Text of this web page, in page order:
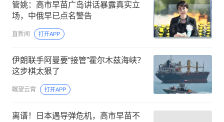
管姚：高市早苗广岛讲话暴露真实立
场，中俄早已点名警告
直新闻 打开APP
伊朗联手阿曼要“接管”霍尔木兹海峡？
这步棋太狠了
瞩望云霄 打开APP
离谱！日本遇导弹危机，高市早苗不